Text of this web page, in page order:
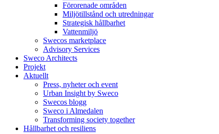
Förorenade områden
Miljötillstånd och utredningar
Strategisk hållbarhet
Vattenmiljö
Swecos marketplace
Advisory Services
Sweco Architects
Projekt
Aktuellt
Press, nyheter och event
Urban Insight by Sweco
Swecos blogg
Sweco i Almedalen
Transforming society together
Hållbarhet och resiliens